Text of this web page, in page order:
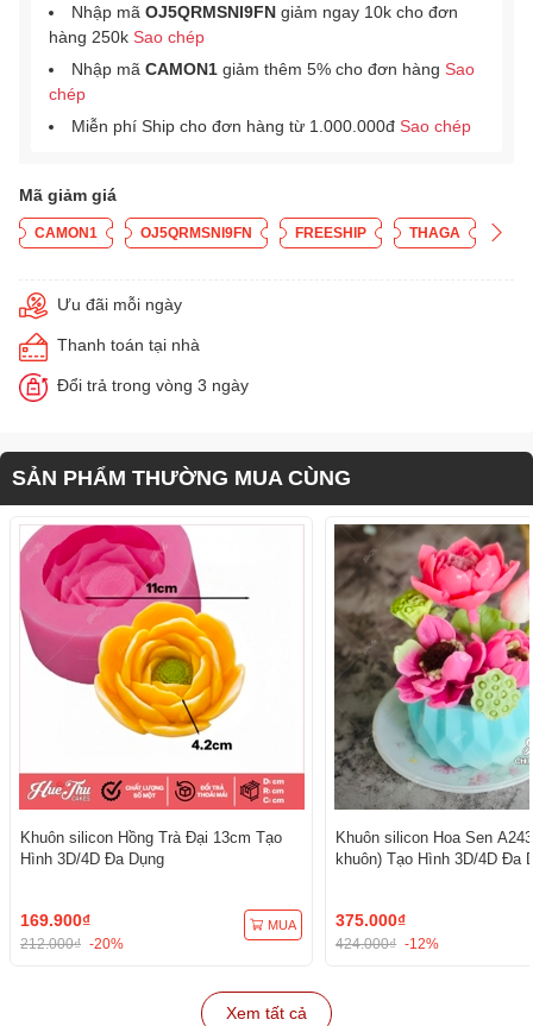
Nhập mã OJ5QRMSNI9FN giảm ngay 10k cho đơn
hàng 250k Sao chép
Nhập mã CAMON1 giảm thêm 5% cho đơn hàng Sao
chép
Miễn phí Ship cho đơn hàng từ 1.000.000đ Sao chép
Mã giảm giá
CAMON1 OJ5QRMSNI9FN FREESHIP THAGA
Ưu đãi mỗi ngày
Thanh toán tại nhà
Đổi trả trong vòng 3 ngày
SẢN PHẨM THƯỜNG MUA CÙNG
Khuôn silicon Hồng Trà Đại 13cm Tạo
Hình 3D/4D Đa Dụng
169.900₫
212.000₫ -20%
MUA
Khuôn silicon Hoa Sen
khuôn) Tạo Hình 3D/4D Đa
375.000₫
424.000₫ -12%
Xem tất cả